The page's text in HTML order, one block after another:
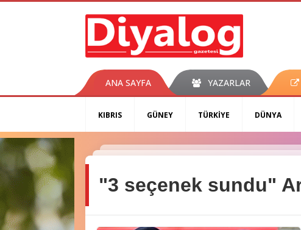
ANA SAYFA YAZARLAR
KIBRIS GÜNEY TÜRKİYE DÜNYA
"3 seçenek sundu"